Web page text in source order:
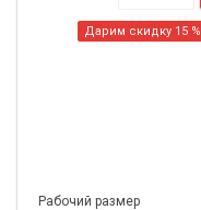
Дарим скидку 15 %
Рабочий размер